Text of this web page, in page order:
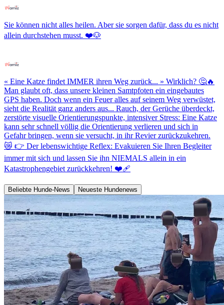
Sie können nicht alles heilen. Aber sie sorgen dafür, dass du es nicht
allein durchstehen musst. ❤️🐶
« Eine Katze findet IMMER ihren Weg zurück... » Wirklich? 🤔🔥
Man glaubt oft, dass unsere kleinen Samtpfoten ein eingebautes
GPS haben. Doch wenn ein Feuer alles auf seinem Weg verwüstet,
sieht die Realität ganz anders aus... Rauch, der Gerüche überdeckt,
zerstörte visuelle Orientierungspunkte, intensiver Stress: Eine Katze
kann sehr schnell völlig die Orientierung verlieren und sich in
Gefahr bringen, wenn sie versucht, in ihr Revier zurückzukehren.
😿 👉 Der lebenswichtige Reflex: Evakuieren Sie Ihren Begleiter
immer mit sich und lassen Sie ihn NIEMALS allein in ein
Katastrophengebiet zurückkehren! ❤️‍🩹
Beliebte Hunde-News Neueste Hundenews